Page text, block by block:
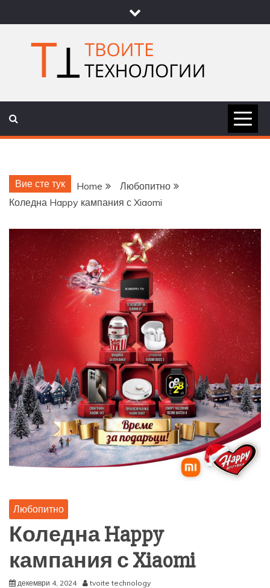
to
content
ТВОИТЕ
Вие сте тук Home
Любопитно
Коледна Happy кампания с Xiaomi
Любопитно
Коледна Happy
кампания с Xiaomi
декември 4, 2024 tvoite technology